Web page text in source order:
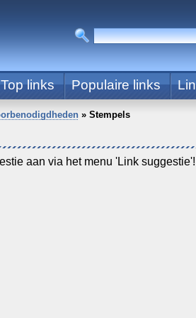
Top links Populaire links
» Stempels
aan via het menu 'Link suggestie'!